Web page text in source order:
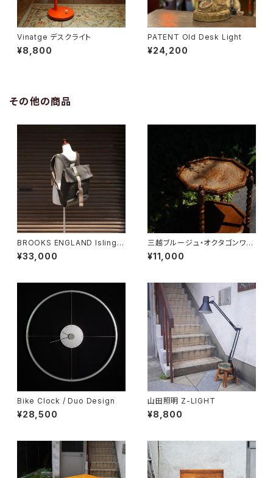
Vinatge デスクライト
¥8,800
PATENT Old Desk Light
¥24,200
その他の商品
BROOKS ENGLAND Islingto
n Rucksack
¥33,000
三越ブルージュ・オクタゴンワゴ
ン
¥11,000
Bike Clock / Duo Design
¥28,500
山田照明 Z-LIGHT
¥8,800